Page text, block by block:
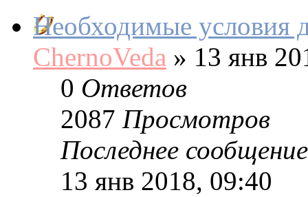
Необходимые условия
ChernoVeda » 13 янв
0 Ответов
2087 Просмотров
Последнее сообщение
13 янв 2018, 09:40